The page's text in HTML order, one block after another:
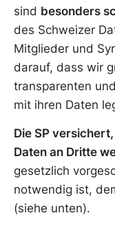
sind besonders
des Schweizer
Mitglieder und
darauf, dass wir
transparenten
mit ihren Daten
Die SP
Daten an Dritte
gesetzlich
notwendig ist,
(siehe unten).